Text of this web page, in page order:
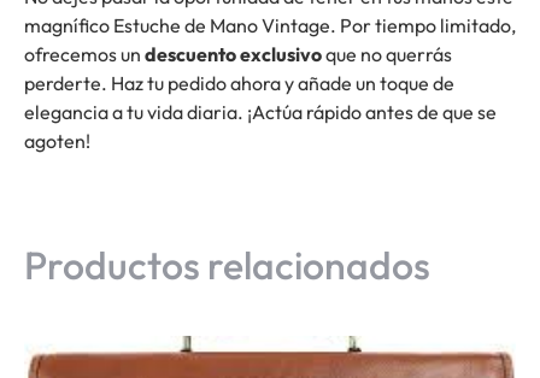
magnífico Estuche de Mano Vintage. Por tiempo limitado,
ofrecemos un descuento exclusivoque no querrás
perderte. Haz tu pedido ahora y añade un toque de
elegancia a tu vida diaria. ¡Actúa rápido antes de que se
agoten!
Productos relacionados